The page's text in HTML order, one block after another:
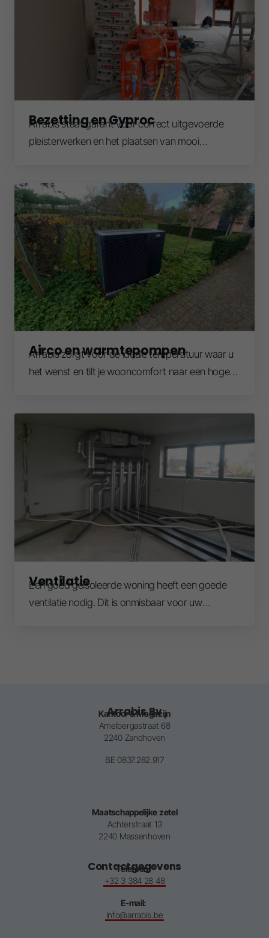
Bezetting en Gyproc
Arrabis staat garant voor correct uitgevoerde
pleisterwerken en het plaatsen van mooi
Airco en warmtepompen
Arrabis zorgt voor de ideale temperatuur waar u
het wenst en tilt je wooncomfort naar een hoger
Ventilatie
Een goed geïsoleerde woning heeft een goede
ventilatie nodig. Dit is onmisbaar voor uw
Arrabis Bv
Kantoor & Magazijn
Amelbergastraat 68
2240 Zandhoven
BE 0837.282.917
Maatschappelijke zetel
Achterstraat 13
2240 Massenhoven
Contact­gegevens
Telefoon:
+32 3 384 28 48
E-mail:
info@arrabis.be